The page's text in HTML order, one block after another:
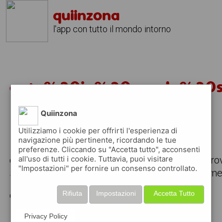
quiinzona
l'app con tutto il mondo intorno
consulta le offerte di lavoro attive nella zona,
scarica gratuitamente l'app e consulta
cerchiamo
Quiinzona
Utilizziamo i cookie per offrirti l'esperienza di
navigazione più pertinente, ricordando le tue
preferenze. Cliccando su "Accetta tutto", acconsenti
all'uso di tutti i cookie. Tuttavia, puoi visitare
"Impostazioni" per fornire un consenso controllato.
Accetta Tutto
Impostazioni
Rifiuta
Privacy Policy